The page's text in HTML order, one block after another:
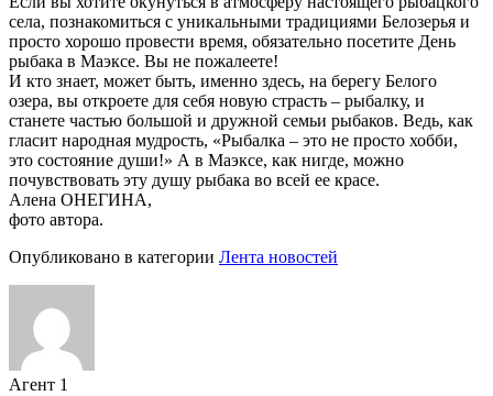
села, познакомиться с уникальными традициями Белозерья и
просто хорошо провести время, обязательно посетите День
рыбака в Маэксе. Вы не пожалеете!
И кто знает, может быть, именно здесь, на берегу Белого
озера, вы откроете для себя новую страсть – рыбалку, и
станете частью большой и дружной семьи рыбаков. Ведь, как
гласит народная мудрость, «Рыбалка – это не просто хобби,
это состояние души!» А в Маэксе, как нигде, можно
почувствовать эту душу рыбака во всей ее красе.
Алена ОНЕГИНА,
фото автора.
Опубликовано в категории Лента новостей
Агент 1